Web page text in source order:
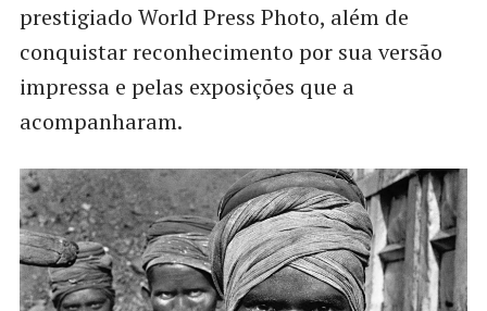
prestigiado World Press Photo, além de
conquistar reconhecimento por sua versão
impressa e pelas exposições que a
acompanharam.